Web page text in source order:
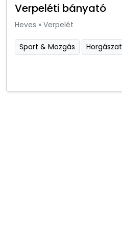
Verpeléti bányató
Heves » Verpelét
Sport & Mozgás Horgászat